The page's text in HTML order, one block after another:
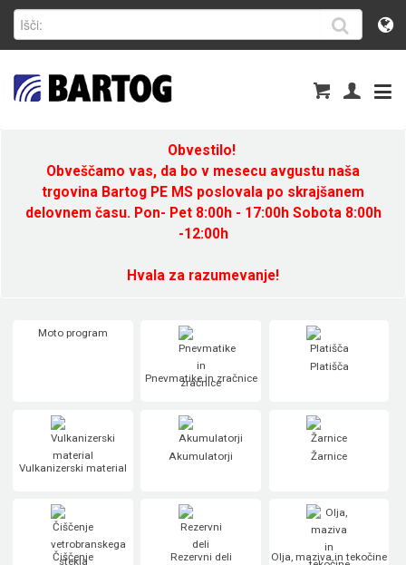
Obvestilo!
Obveščamo vas, da bo v mesecu avgustu naša
trgovina Bartog PE MS poslovala po skrajšanem
delovnem času. Pon- Pet 8:00h - 17:00h Sobota 8:00h
-12:00h
Hvala za razumevanje!
Moto program
Pnevmatike in zračnice
Platišča
Vulkanizerski material
Akumulatorji Žarnice
Čiščenje
Rezervni deli Olja, maziva in tekočine